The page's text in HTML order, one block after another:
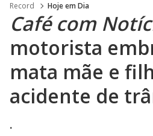
Record Hoje em Dia
Café com
motorista
mata mãe e
acidente de
.